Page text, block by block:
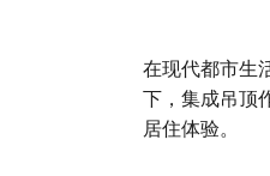
在现代都市生
下，集成吊顶
居住体验。